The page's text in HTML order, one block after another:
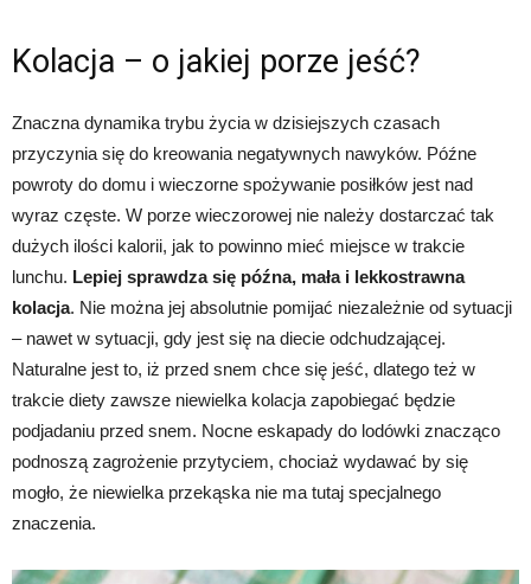
Kolacja – o jakiej porze jeść?
Znaczna dynamika trybu życia w dzisiejszych czasach
przyczynia się do kreowania negatywnych nawyków. Późne
powroty do domu i wieczorne spożywanie posiłków jest nad
wyraz częste. W porze wieczorowej nie należy dostarczać tak
dużych ilości kalorii, jak to powinno mieć miejsce w trakcie
lunchu. Lepiej sprawdza się późna, mała i lekkostrawna
kolacja. Nie można jej absolutnie pomijać niezależnie od sytuacji
– nawet w sytuacji, gdy jest się na diecie odchudzającej.
Naturalne jest to, iż przed snem chce się jeść, dlatego też w
trakcie diety zawsze niewielka kolacja zapobiegać będzie
podjadaniu przed snem. Nocne eskapady do lodówki znacząco
podnoszą zagrożenie przytyciem, chociaż wydawać by się
mogło, że niewielka przekąska nie ma tutaj specjalnego
znaczenia.